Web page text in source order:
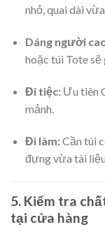
nhỏ, quai dài
Dáng người
hoặc túi Tote
Đi tiệc:Ưu tiên
mảnh.
Đi làm:Cần túi
đựng vừa tài
5. Kiểm tra
tại cửa hàng